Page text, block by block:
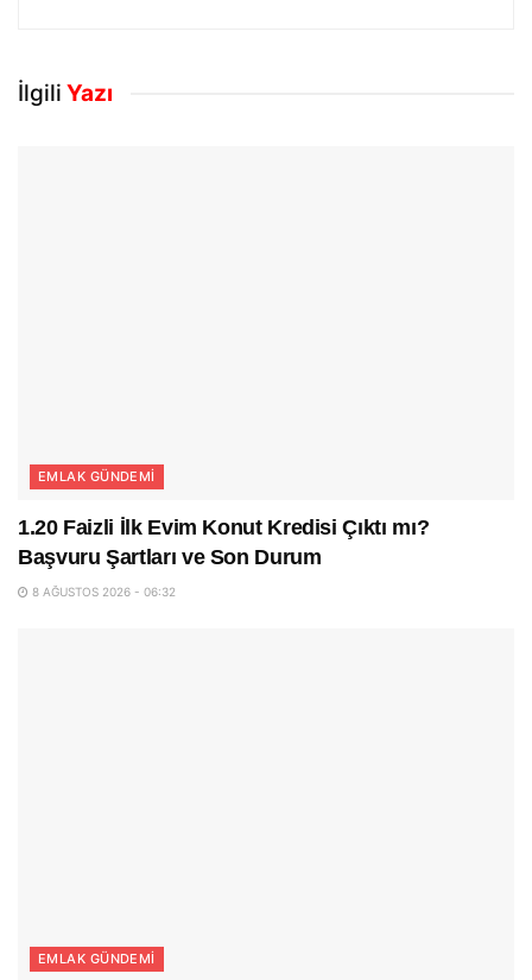
İlgili Yazı
EMLAK GÜNDEMI
1.20 Faizli İlk Evim Konut Kredisi Çıktı mı?
Başvuru Şartları ve Son Durum
8 AĞUSTOS 2026 - 06:32
EMLAK GÜNDEMI